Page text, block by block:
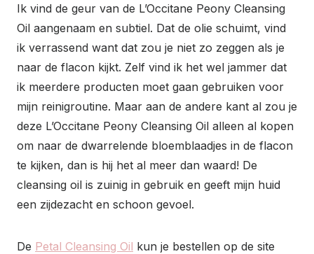
Ik vind de geur van de L’Occitane Peony Cleansing
Oil aangenaam en subtiel. Dat de olie schuimt, vind
ik verrassend want dat zou je niet zo zeggen als je
naar de flacon kijkt. Zelf vind ik het wel jammer dat
ik meerdere producten moet gaan gebruiken voor
mijn reinigroutine. Maar aan de andere kant al zou je
deze L’Occitane Peony Cleansing Oil alleen al kopen
om naar de dwarrelende bloemblaadjes in de flacon
te kijken, dan is hij het al meer dan waard! De
cleansing oil is zuinig in gebruik en geeft mijn huid
een zijdezacht en schoon gevoel.
De Petal Cleansing Oil kun je bestellen op de site